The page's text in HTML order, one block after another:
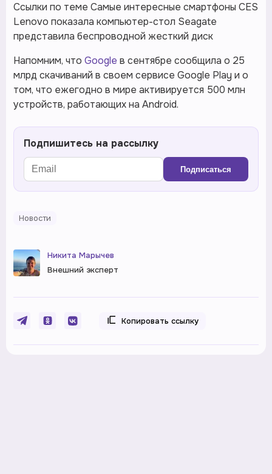
Ссылки по теме Самые интересные смартфоны CES
Lenovo показала компьютер-стол Seagate
представила беспроводной жесткий диск
Напомним, что Google в сентябре сообщила о 25
млрд скачиваний в своем сервисе Google Play и о
том, что ежегодно в мире активируется 500 млн
устройств, работающих на Android.
Подпишитесь на рассылку
Подписаться
Новости
Никита Марычев
Внешний эксперт
Копировать ссылку